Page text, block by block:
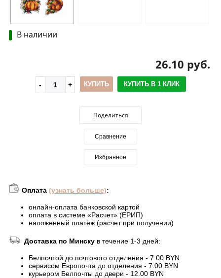
В наличии
26.10 руб.
КУПИТЬ КУПИТЬ В 1 КЛИК
Поделиться
Сравнение
Избранное
Оплата (узнать больше):
онлайн-оплата банковской картой
оплата в системе «Расчет» (ЕРИП)
наложенный платёж (расчет при получении)
Доставка по Минску в течение 1-3 дней:
Белпочтой до почтового отделения - 7.00 BYN
сервисом Европочта до отделения - 7.00 BYN
курьером Белпочты до двери - 12.00 BYN